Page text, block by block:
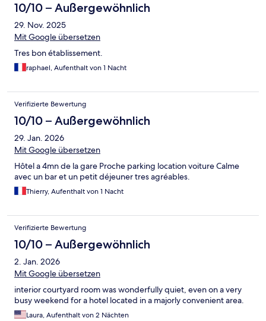
10/10 – Außergewöhnlich
29. Nov. 2025
Mit Google übersetzen
Tres bon établissement.
raphael, Aufenthalt von 1 Nacht
Verifizierte Bewertung
10/10 – Außergewöhnlich
29. Jan. 2026
Mit Google übersetzen
Hôtel a 4mn de la gare Proche parking location voiture Calme
avec un bar et un petit déjeuner tres agréables.
Thierry, Aufenthalt von 1 Nacht
Verifizierte Bewertung
10/10 – Außergewöhnlich
2. Jan. 2026
Mit Google übersetzen
interior courtyard room was wonderfully quiet, even on a very
busy weekend for a hotel located in a majorly convenient area.
Laura, Aufenthalt von 2 Nächten